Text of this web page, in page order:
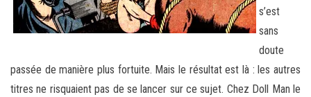
s’est
sans
doute
passée de manière plus fortuite. Mais le résultat est là : les autres
titres ne risquaient pas de se lancer sur ce sujet. Chez Doll Man le